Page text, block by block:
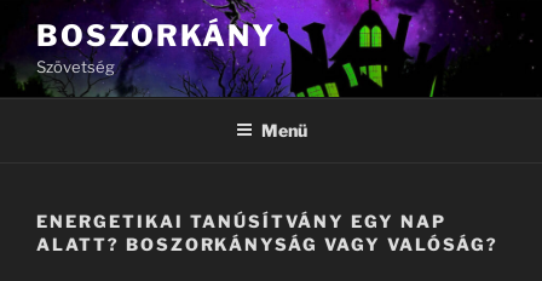
Tartalomhoz
BOSZORKÁNY
Szövetség
Menü
ENERGETIKAI TANÚSÍTVÁNY EGY NAP
ALATT? BOSZORKÁNYSÁG VAGY VALÓSÁG?